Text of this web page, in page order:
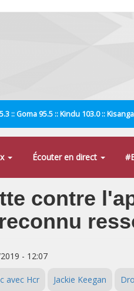
:: Goma 95.5 :: Kindu 103.0 ::
Écouter en direct
contre
- 12:07
avec Hcr Jackie Keegan